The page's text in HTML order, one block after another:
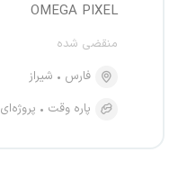
OMEGA PIXEL
منقضی شده
فارس
شیراز
پاره وقت
پروژه‌ای